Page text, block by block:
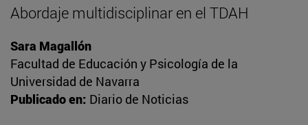
Abordaje multidisciplinar en el TDAH
Sara Magallón
Facultad de Educación y Psicología de la
Universidad de Navarra
Publicado en: Diario de Noticias